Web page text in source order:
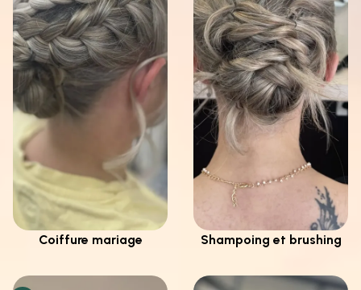
Coiffure mariage Shampoing et brushing